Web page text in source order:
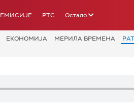
ЕМИСИЈЕ РТС Остало
ЕКОНОМИЈА МЕРИЛА ВРЕМЕНА